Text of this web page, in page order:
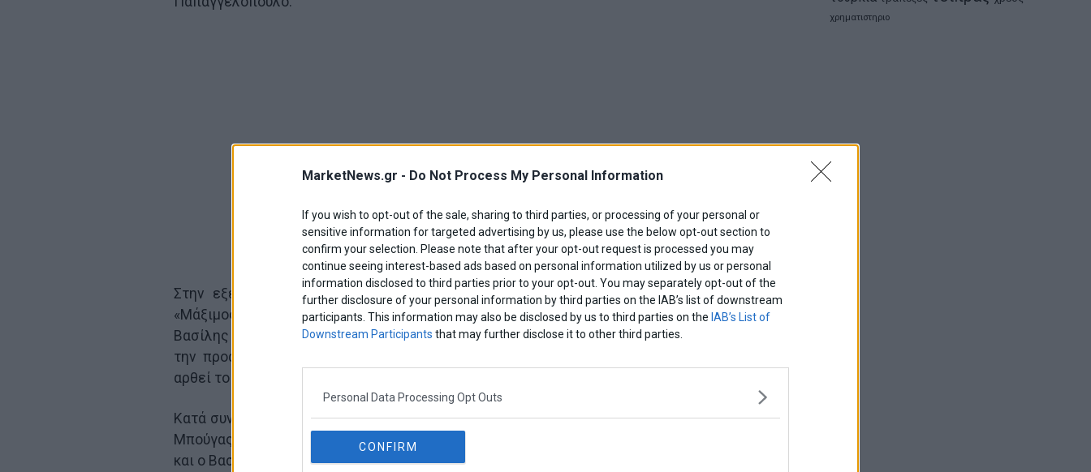
MarketNews.gr - Do Not Process My Personal Information
If you wish to opt-out of the sale, sharing to third parties, or processing of your personal or
sensitive information for targeted advertising by us, please use the below opt-out section to
confirm your selection. Please note that after your opt-out request is processed you may
continue seeing interest-based ads based on personal information utilized by us or personal
information disclosed to third parties prior to your opt-out. You may separately opt-out of the
further disclosure of your personal information by third parties on the IAB’s list of downstream
participants. This information may also be disclosed by us to third parties on the IAB’s List of
Downstream Participants that may further disclose it to other third parties.
Personal Data Processing Opt Outs
CONFIRM
Στην εξέταση του προστατευόμενου μάρτυρα με την κωδική ονομασία
«Μάξιμος Σαράφης» δεν προσήλθε ο βουλευτής της Ελληνικής Λύσης
Βασίλης Βιλιάρδος. Νωρίτερα το ΚΚΕ είχε ξεκαθαρίσει ότι αποχωρεί από
την προανακριτική επιτροπή για τον Δημήτρη Παπαγγελόπουλο μέχρι να
αρθεί το καθεστώς προστασίας.
Κατά συνέπεια στη ΓΑΔΑ έχουν μεταβεί ο πρόεδρος της επιτροπής Γιάννης
Μπούγας, ο Θανάσης Πλεύρης από τη ΝΔ, ο Σπύρος Λάππας από τον ΣΥΡΙΖΑ
και ο Βασίλης Κεγκέρογλου από το Κίνημα Αλλαγής.
χρηματιστηριο